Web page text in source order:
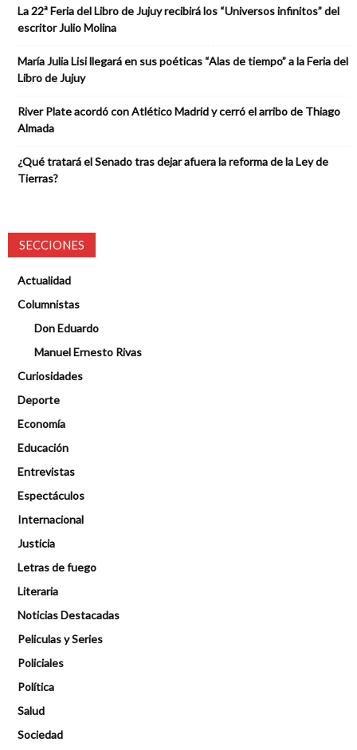
La 22ª Feria del Libro de Jujuy recibirá los “Universos infinitos” del
escritor Julio Molina
María Julia Lisi llegará en sus poéticas “Alas de tiempo” a la Feria del
Libro de Jujuy
River Plate acordó con Atlético Madrid y cerró el arribo de Thiago
Almada
¿Qué tratará el Senado tras dejar afuera la reforma de la Ley de
Tierras?
SECCIONES
Actualidad
Columnistas
Don Eduardo
Manuel Ernesto Rivas
Curiosidades
Deporte
Economía
Educación
Entrevistas
Espectáculos
Internacional
Justicia
Letras de fuego
Literaria
Noticias Destacadas
Peliculas y Series
Policiales
Política
Salud
Sociedad